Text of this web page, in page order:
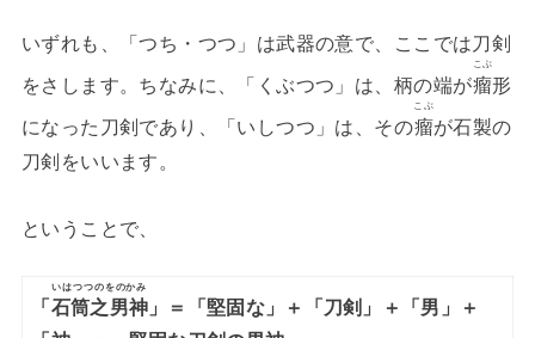
いずれも、「つち・つつ」は武器の意で、ここでは刀剣
をさします。ちなみに、「くぶつつ」は、柄の端が瘤
こぶ
形
になった刀剣であり、「いしつつ」は、その瘤
こぶ
が石製の
刀剣をいいます。
ということで、
「石筒之男神
いはつつのをのかみ
」＝「堅固な」＋「刀剣」＋「男」＋